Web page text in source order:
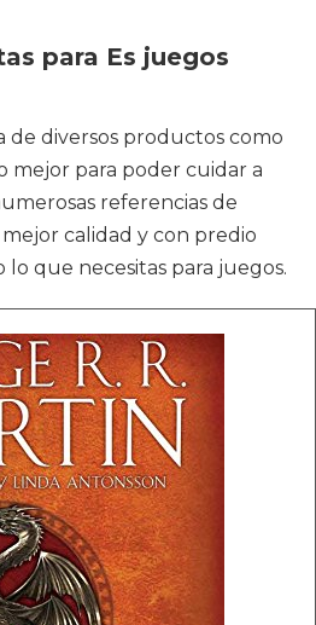
para Es juegos
de diversos productos como
mejor para poder cuidar a
referencias de
calidad y con predio
que necesitas para juegos.